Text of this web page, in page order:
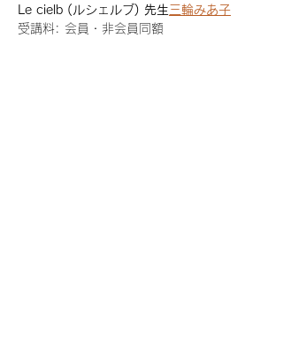
Le cielb (ルシェルブ) 先生 三輪みあ子
受講料: 会員・非会員同額